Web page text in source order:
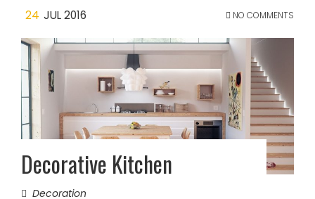
24 JUL 2016 NO COMMENTS
Decorative Kitchen
Decoration